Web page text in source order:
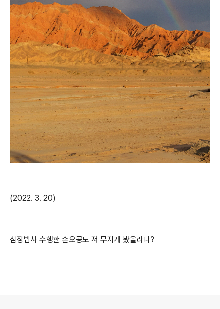
(2022. 3. 20)
삼장법사 수행한 손오공도 저 무지개 봤을라나?